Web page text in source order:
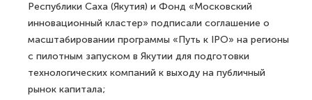
Республики Саха (Якутия) и Фонд «Московский
инновационный кластер» подписали соглашение о
масштабировании программы «Путь к IPO» на регионы
с пилотным запуском в Якутии для подготовки
технологических компаний к выходу на публичный
рынок капитала;